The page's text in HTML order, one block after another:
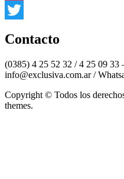
Instagram
Contacto
(0385) 4 25 52 32 / 4 25 09 33
info@exclusiva.com.ar /
Copyright © Todos los
themes.